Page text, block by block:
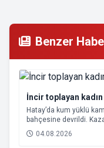
Benzer
İncir toplayan
Hatay’da kum yüklü
bahçesine devrildi.
annesi 65 yaşındaki
04.08.2026